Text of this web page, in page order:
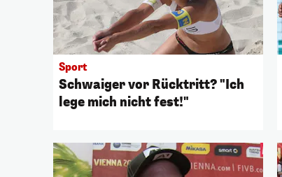
Sport
Schwaiger vor Rücktritt? "Ich
lege mich nicht fest!"